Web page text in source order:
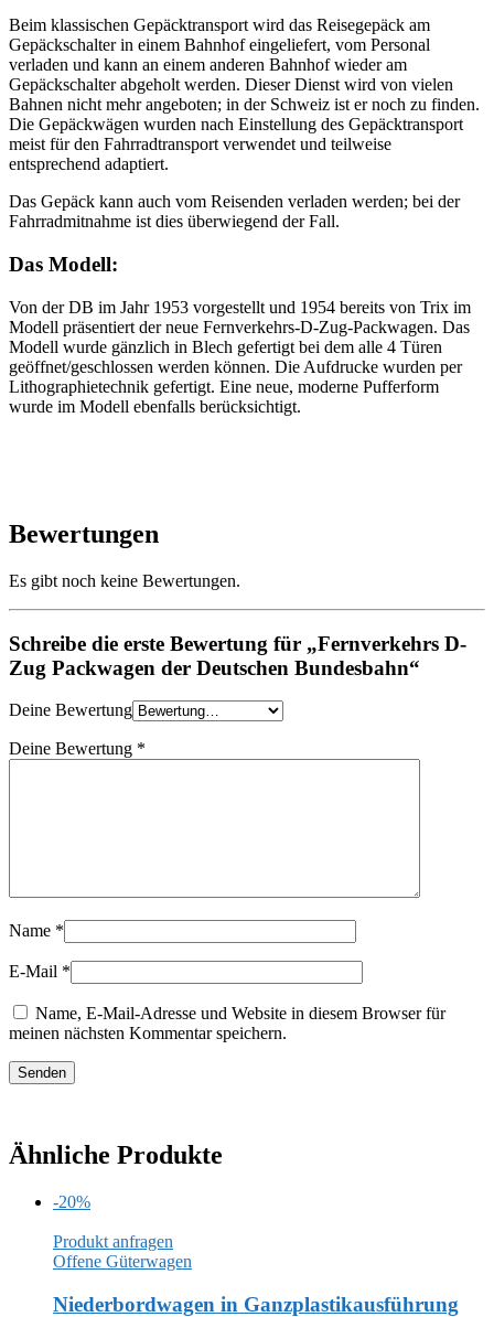
Beim klassischen Gepäcktransport wird das Reisegepäck am
Gepäckschalter in einem Bahnhof eingeliefert, vom Personal
verladen und kann an einem anderen Bahnhof wieder am
Gepäckschalter abgeholt werden. Dieser Dienst wird von vielen
Bahnen nicht mehr angeboten; in der Schweiz ist er noch zu finden.
Die Gepäckwägen wurden nach Einstellung des Gepäcktransport
meist für den Fahrradtransport verwendet und teilweise
entsprechend adaptiert.
Das Gepäck kann auch vom Reisenden verladen werden; bei der
Fahrradmitnahme ist dies überwiegend der Fall.
Das Modell:
Von der DB im Jahr 1953 vorgestellt und 1954 bereits von Trix im
Modell präsentiert der neue Fernverkehrs-D-Zug-Packwagen. Das
Modell wurde gänzlich in Blech gefertigt bei dem alle 4 Türen
geöffnet/geschlossen werden können. Die Aufdrucke wurden per
Lithographietechnik gefertigt. Eine neue, moderne Pufferform
wurde im Modell ebenfalls berücksichtigt.
Bewertungen
Es gibt noch keine Bewertungen.
Schreibe die erste Bewertung für „Fernverkehrs D-
Zug Packwagen der Deutschen Bundesbahn“
Deine Bewertung
Deine Bewertung *
Name *
E-Mail *
Name, E-Mail-Adresse und Website in diesem Browser für
meinen nächsten Kommentar speichern.
Ähnliche Produkte
-20%
Produkt anfragen
Offene Güterwagen
Niederbordwagen in Ganzplastikausführung